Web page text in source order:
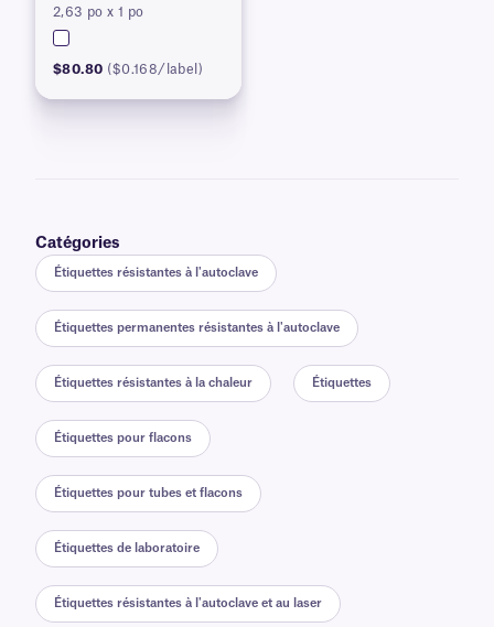
lettre américain
2,63 po x 1 po
$80.80 ($0.168/label)
Catégories
Étiquettes résistantes à l'autoclave
Étiquettes permanentes résistantes à l'autoclave
Étiquettes résistantes à la chaleur Étiquettes
Étiquettes pour flacons
Étiquettes pour tubes et flacons
Étiquettes de laboratoire
Étiquettes résistantes à l'autoclave et au laser